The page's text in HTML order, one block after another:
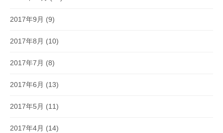
2017年9月 (9)
2017年8月 (10)
2017年7月 (8)
2017年6月 (13)
2017年5月 (11)
2017年4月 (14)